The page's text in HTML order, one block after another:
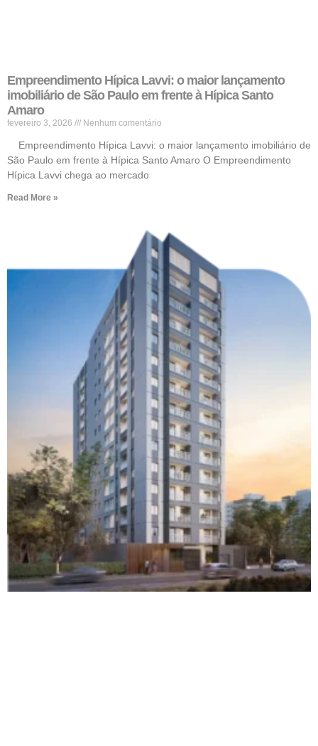
Empreendimento Hípica Lavvi: o maior lançamento
imobiliário de São Paulo em frente à Hípica Santo
Amaro
fevereiro 3, 2026 Nenhum comentário
Empreendimento Hípica Lavvi: o maior lançamento imobiliário de
São Paulo em frente à Hípica Santo Amaro O Empreendimento
Hípica Lavvi chega ao mercado
Read More »